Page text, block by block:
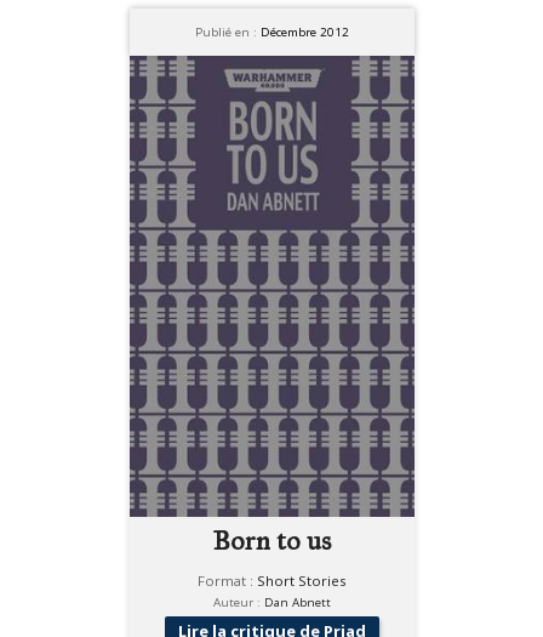
Publié en : Décembre 2012
Born to us
Format : Short Stories
Auteur : Dan Abnett
Lire la critique de Priad